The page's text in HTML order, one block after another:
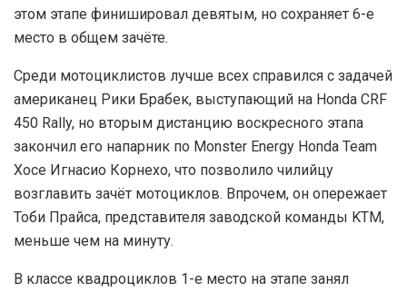
этом этапе финишировал девятым, но сохраняет 6-е
место в общем зачёте.
Среди мотоциклистов лучше всех справился с задачей
американец Рики Брабек, выступающий на Honda CRF
450 Rally, но вторым дистанцию воскресного этапа
закончил его напарник по Monster Energy Honda Team
Хосе Игнасио Корнехо, что позволило чилийцу
возглавить зачёт мотоциклов. Впрочем, он опережает
Тоби Прайса, представителя заводской команды KTM,
меньше чем на минуту.
В классе квадроциклов 1-е место на этапе занял